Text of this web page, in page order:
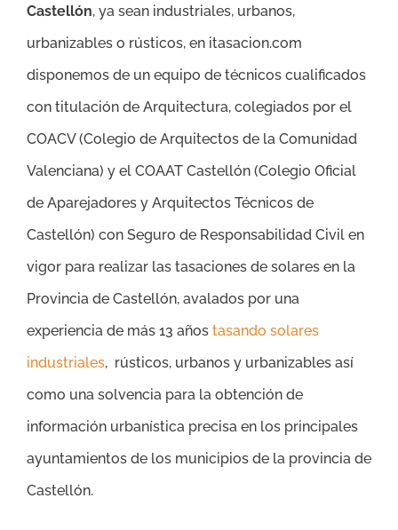
Castellón, ya sean industriales, urbanos,
urbanizables o rústicos, en itasacion.com
disponemos de un equipo de técnicos cualificados
con titulación de Arquitectura, colegiados por el
COACV (Colegio de Arquitectos de la Comunidad
Valenciana) y el COAAT Castellón (Colegio Oficial
de Aparejadores y Arquitectos Técnicos de
Castellón) con Seguro de Responsabilidad Civil en
vigor para realizar las tasaciones de solares en la
Provincia de Castellón, avalados por una
experiencia de más 13 años tasando solares
industriales, rústicos, urbanos y urbanizables así
como una solvencia para la obtención de
información urbanística precisa en los principales
ayuntamientos de los municipios de la provincia de
Castellón.